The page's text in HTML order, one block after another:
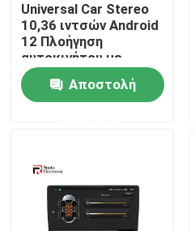
επαφή
Νέα
Ζητήστε ένα απόσπασμα
Στερεοφωνικό
Universal Car Stereo
10,36 ιντσών Android
12 Πλοήγηση
αυτοκινήτου με
μαύρη οθόνη 2 k 4G
DSP
Αποστολή